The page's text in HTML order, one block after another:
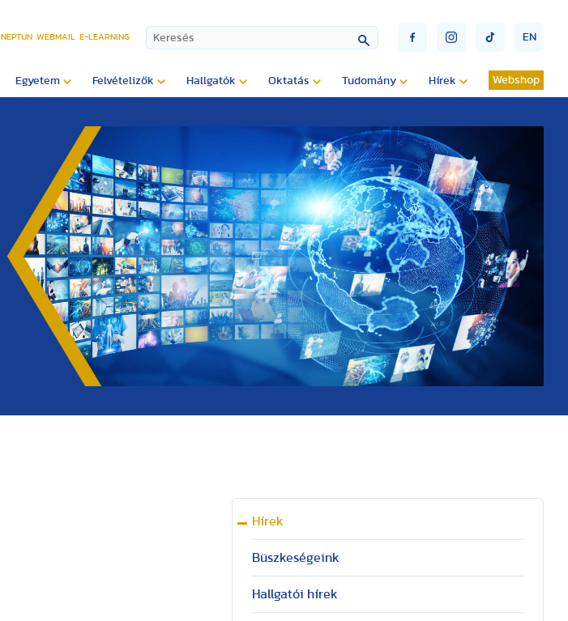
NEPTUN WEBMAIL E-LEARNING EN
Egyetem Felvételizők Hallgatók Oktatás Tudomány Hírek Webshop
Hírek
Büszkeségeink
Hallgatói hírek